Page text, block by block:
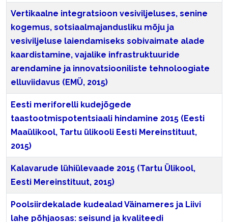
Vertikaalne integratsioon vesiviljeluses, senine
kogemus, sotsiaalmajandusliku mõju ja
vesiviljeluse laiendamiseks sobivaimate alade
kaardistamine, vajalike infrastruktuuride
arendamine ja innovatsiooniliste tehnoloogiate
elluviidavus (EMÜ, 2015)
Eesti meriforelli kudejõgede
taastootmispotentsiaali hindamine 2015 (Eesti
Maaülikool, Tartu ülikooli Eesti Mereinstituut,
2015)
Kalavarude lühiülevaade 2015 (Tartu Ülikool,
Eesti Mereinstituut, 2015)
Poolsiirdekalade kudealad Väinameres ja Liivi
lahe põhjaosas: seisund ja kvaliteedi